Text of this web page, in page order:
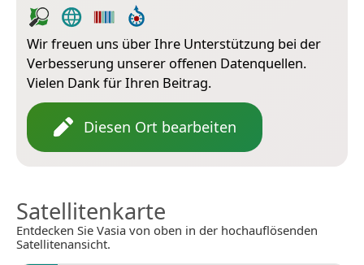
Wir freuen uns über Ihre Unterstützung bei der
Verbesserung unserer offenen Datenquellen.
Vielen Dank für Ihren Beitrag.
Diesen Ort bearbeiten
Satellitenkarte
Entdecken Sie Vasia von oben in der hochauflösenden
Satellitenansicht.